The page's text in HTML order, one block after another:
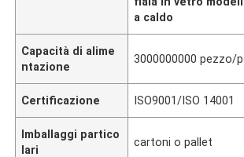
a caldo
Capacità di alime
ntazione
3000000000 pezzo/
Certificazione ISO9001/ISO 14001
Imballaggi partico
lari
cartoni o pallet